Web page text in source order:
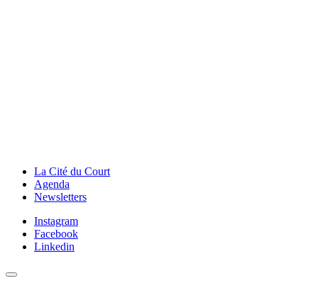
La Cité du Court
Agenda
Newsletters
Instagram
Facebook
Linkedin